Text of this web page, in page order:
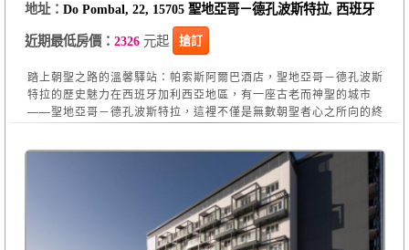
地址： Do Pombal, 22, 15705 聖地亞哥－德孔波斯特拉, 西班牙
近期最低房價： 2326元起 搶訂
踏上朝聖之路的溫馨驛站：帕索斯阿爾巴酒店，聖地亞哥－德孔波斯
特拉的歷史魅力在西班牙加利西亞地區，有一座古老而神聖的城市
——聖地亞哥－德孔波斯特拉，這裡不僅是無數朝聖者心之所向的終